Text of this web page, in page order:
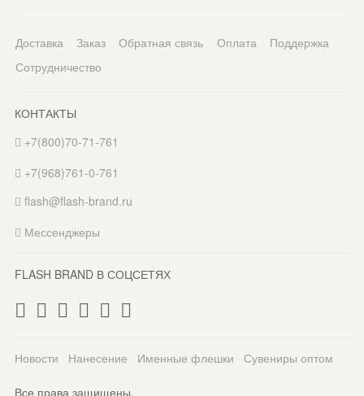
Доставка Заказ Обратная связь Оплата
Поддержка
Сотрудничество
КОНТАКТЫ
+7(800)70-71-761
+7(968)761-0-761
flash@flash-brand.ru
Мессенджеры
FLASH BRAND В СОЦСЕТЯХ
Новости Нанесение Именные флешки Сувениры оптом
Все права защищены.